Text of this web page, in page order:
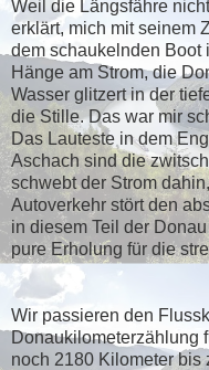
Weil die Längsfähre
erklärt, mich mit seinem
dem schaukelnden Boot
Hänge am Strom, die
Wasser glitzert in der
die Stille. Das war mir
Das Lauteste in dem
Aschach sind die
schwebt der Strom
Autoverkehr stört den
in diesem Teil der
pure Erholung für die
Wir passieren den
Donaukilometerzählung
noch 2180 Kilometer bis